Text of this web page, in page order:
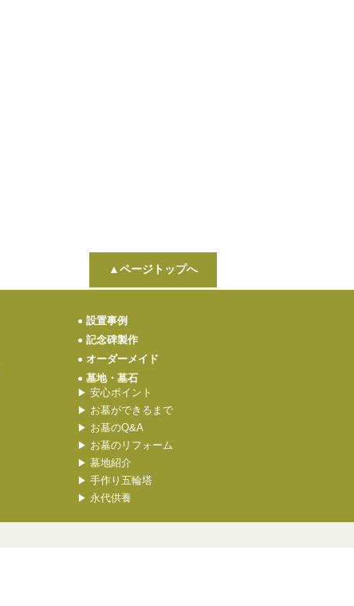
▲ページトップへ
● 設置事例
● 記念碑製作
● オーダーメイド
● 墓地・墓石
▶ 安心ポイント
▶ お墓ができるまで
▶ お墓のQ&A
▶ お墓のリフォーム
▶ 墓地紹介
▶ 手作り五輪塔
▶ 永代供養